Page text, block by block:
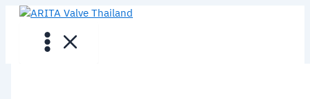
Skip